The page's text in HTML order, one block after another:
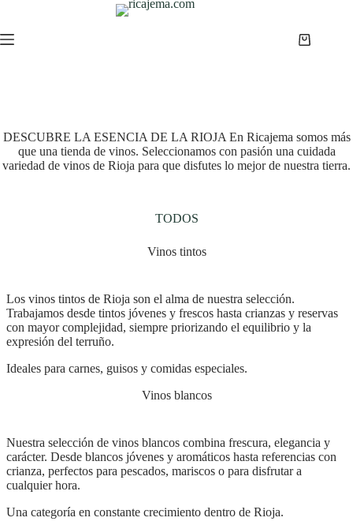
contenido
Carro
DESCUBRE LA ESENCIA DE LA RIOJA En Ricajema somos más
que una tienda de vinos. Seleccionamos con pasión una cuidada
variedad de vinos de Rioja para que disfutes lo mejor de nuestra tierra.
TODOS
Vinos tintos
Los vinos tintos de Rioja son el alma de nuestra selección.
Trabajamos desde tintos jóvenes y frescos hasta crianzas y reservas
con mayor complejidad, siempre priorizando el equilibrio y la
expresión del terruño.
Ideales para carnes, guisos y comidas especiales.
Vinos blancos
Nuestra selección de vinos blancos combina frescura, elegancia y
carácter. Desde blancos jóvenes y aromáticos hasta referencias con
crianza, perfectos para pescados, mariscos o para disfrutar a
cualquier hora.
Una categoría en constante crecimiento dentro de Rioja.